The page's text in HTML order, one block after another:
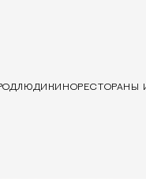
ЛЮДИ КИНОРЕСТОРАНЫ